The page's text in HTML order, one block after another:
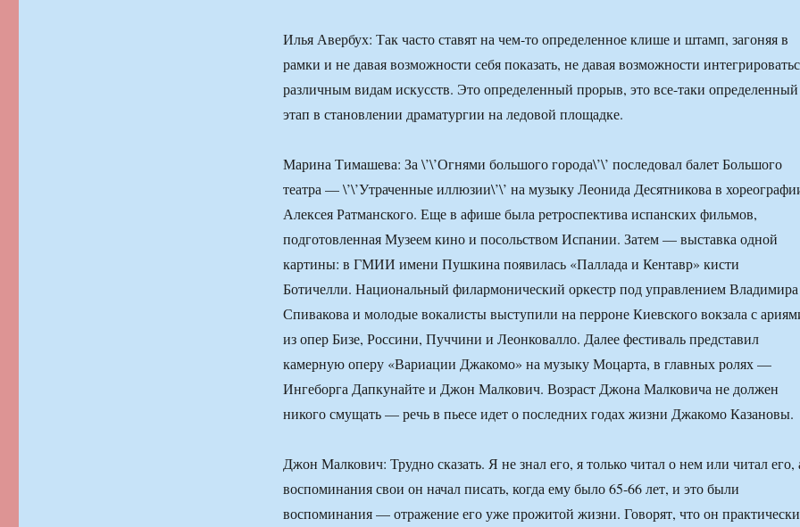
Илья Авербух: Так часто ставят на чем-то определенное клише и штамп, загоняя в
рамки и не давая возможности себя показать, не давая возможности
различным видам искусств. Это определенный прорыв, это все-таки определенный
этап в становлении драматургии на ледовой площадке.
Марина Тимашева: За \’\’Огнями большого города\’\’ последовал балет Большого
театра — \’\’Утраченные иллюзии\’\’ на музыку Леонида Десятникова в
Алексея Ратманского. Еще в афише была ретроспектива испанских фильмов,
подготовленная Музеем кино и посольством Испании. Затем — выставка одной
картины: в ГМИИ имени Пушкина появилась «Паллада и Кентавр» кисти
Ботичелли. Национальный филармонический оркестр под управлением Владимира
Спивакова и молодые вокалисты выступили на перроне Киевского вокзала с
из опер Бизе, Россини, Пуччини и Леонковалло. Далее фестиваль представил
камерную оперу «Вариации Джакомо» на музыку Моцарта, в главных ролях —
Ингеборга Дапкунайте и Джон Малкович. Возраст Джона Малковича не должен
никого смущать — речь в пьесе идет о последних годах жизни Джакомо Казановы.
Джон Малкович: Трудно сказать. Я не знал его, я только читал о нем или читал его,
воспоминания свои он начал писать, когда ему было 65-66 лет, и это были
воспоминания — отражение его уже прожитой жизни. Говорят, что он практически